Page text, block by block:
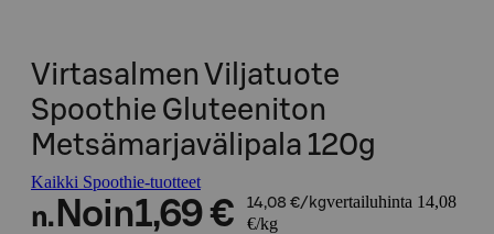
Virtasalmen Viljatuote
Spoothie Gluteeniton
Metsämarjavälipala 120g
Kaikki Spoothie-tuotteet
n. Noin1,69 € 14,08 €/kgvertailuhinta 14,08
€/kg